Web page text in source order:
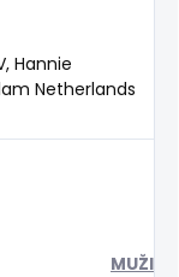
Hannie
Netherlands
MUŽI